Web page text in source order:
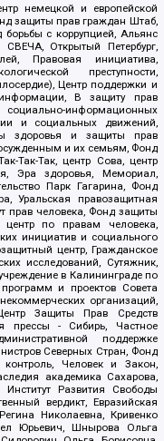
немецкой и европейской
защиты прав граждан Штаб,
с коррупцией, Альянс
Открытый Петербург,
Правовая инициатива,
преступности,
Центр поддержки и
В защиту прав
информационных
и социальных движений,
здоровья и защиты прав
и их семьям, Фонд
Так-Так, центр Сова, центр
Эра здоровья, Мемориал,
Парк Гагарина, Фонд
Уральская правозащитная
прав человека, Фонд защиты
центр по правам человека,
инициатив и социального
центр, Гражданское
исследований, Сутяжник,
в Калининграде по
и проектов Совета
организаций,
Защиты Прав Средств
прессы - Сибирь, Частное
поддержке
Северных Стран, Фонд
Человек и Закон,
академика Сахарова,
Развития Свободы
вердикт, Евразийская
Николаевна, Кривенко
Юрьевич, Шнырова Ольга